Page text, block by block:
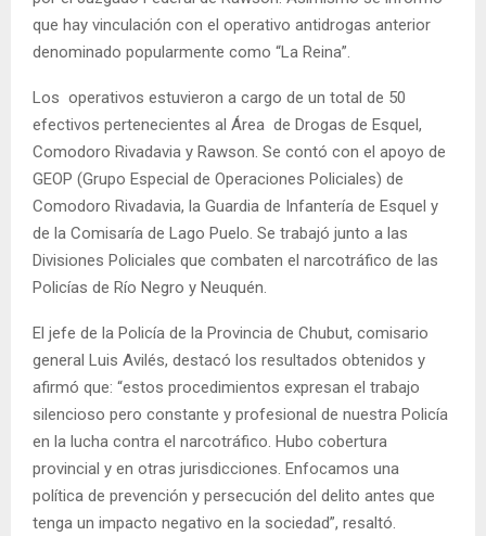
que hay vinculación con el operativo antidrogas anterior
denominado popularmente como “La Reina”.
Los operativos estuvieron a cargo de un total de 50
efectivos pertenecientes al Área de Drogas de Esquel,
Comodoro Rivadavia y Rawson. Se contó con el apoyo de
GEOP (Grupo Especial de Operaciones Policiales) de
Comodoro Rivadavia, la Guardia de Infantería de Esquel y
de la Comisaría de Lago Puelo. Se trabajó junto a las
Divisiones Policiales que combaten el narcotráfico de las
Policías de Río Negro y Neuquén.
El jefe de la Policía de la Provincia de Chubut, comisario
general Luis Avilés, destacó los resultados obtenidos y
afirmó que: “estos procedimientos expresan el trabajo
silencioso pero constante y profesional de nuestra Policía
en la lucha contra el narcotráfico. Hubo cobertura
provincial y en otras jurisdicciones. Enfocamos una
política de prevención y persecución del delito antes que
tenga un impacto negativo en la sociedad”, resaltó.